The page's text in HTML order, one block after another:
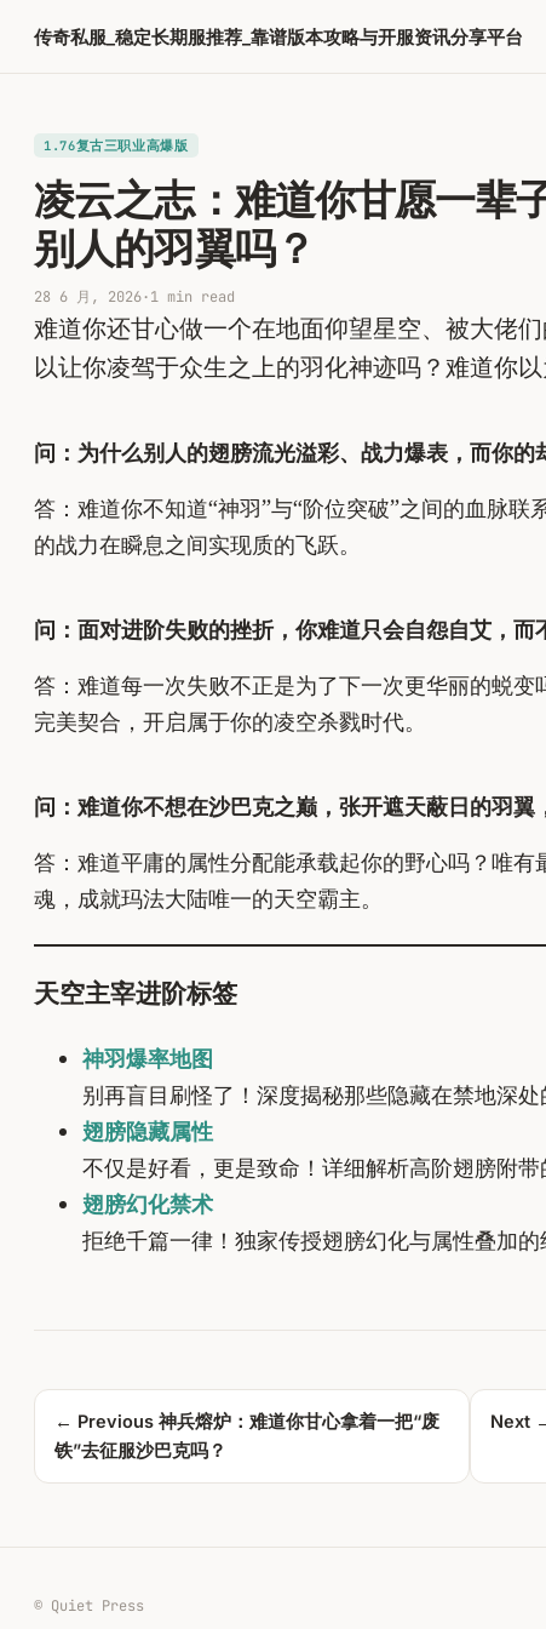
传奇私服_稳定长期服推荐_靠谱版本攻略与开服资讯分享平台
1.76复古三职业高爆版
凌云之志：难道你甘愿一辈
别人的羽翼吗？
28 6 月, 2026·1 min read
难道你还甘心做一个在地面仰望星空、被大佬
以让你凌驾于众生之上的羽化神迹吗？难道你
问：为什么别人的翅膀流光溢彩、战力爆表，而你的
答：难道你不知道“神羽”与“阶位突破”之间的血脉
的战力在瞬息之间实现质的飞跃。
问：面对进阶失败的挫折，你难道只会自怨自艾，而
答：难道每一次失败不正是为了下一次更华丽的蜕
完美契合，开启属于你的凌空杀戮时代。
问：难道你不想在沙巴克之巅，张开遮天蔽日的羽翼
答：难道平庸的属性分配能承载起你的野心吗？唯
魂，成就玛法大陆唯一的天空霸主。
天空主宰进阶标签
神羽爆率地图
别再盲目刷怪了！深度揭秘那些隐藏在禁地深
翅膀隐藏属性
不仅是好看，更是致命！详细解析高阶翅膀附
翅膀幻化禁术
拒绝千篇一律！独家传授翅膀幻化与属性叠加
← Previous 神兵熔炉：难道你甘心拿着一把“废
铁”去征服沙巴克吗？
Next
© Quiet Press